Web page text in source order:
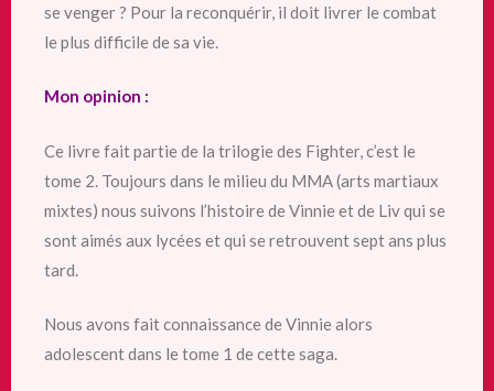
se venger ? Pour la reconquérir, il doit livrer le combat
le plus difficile de sa vie.
Mon opinion :
Ce livre fait partie de la trilogie des Fighter, c’est le
tome 2. Toujours dans le milieu du MMA (arts martiaux
mixtes) nous suivons l’histoire de Vinnie et de Liv qui se
sont aimés aux lycées et qui se retrouvent sept ans plus
tard.
Nous avons fait connaissance de Vinniealors
adolescent dans le tome 1 de cette saga.